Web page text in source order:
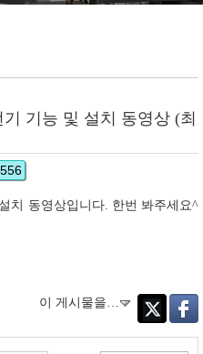
기능 및 설치 동영상 (최
치 동영상입니다. 한번 봐주세요^
이 게시물을…
Twitter